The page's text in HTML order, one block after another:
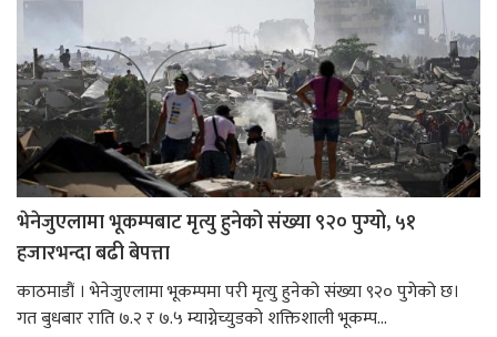
भेनेजुएलामा भूकम्पबाट मृत्यु हुनेको संख्या ९२० पुग्यो, ५१
हजारभन्दा बढी बेपत्ता
काठमाडौं । भेनेजुएलामा भूकम्पमा परी मृत्यु हुनेको संख्या ९२० पुगेको छ।
गत बुधबार राति ७.२ र ७.५ म्याग्नेच्युडको शक्तिशाली भूकम्प...